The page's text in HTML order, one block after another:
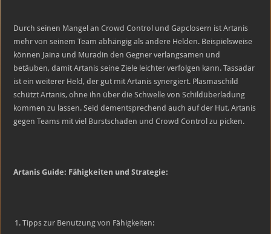
Durch seinen Mangel an Crowd Control und Gapclosern ist Artanis
mehr von seinem Team abhängig als andere Helden. Beispielsweise
können Jaina und Muradin den Gegner verlangsamen und
betäuben, damit Artanis seine Ziele leichter verfolgen kann. Tassadar
ist ein weiterer Held, der gut mit Artanis synergiert. Plasmaschild
schützt Artanis, ohne ihn über die Schwelle von Schildüberladung
kommen zu lassen. Seid dementsprechend auch auf der Hut, Artanis
gegen Teams mit viel Burstschaden und Crowd Control zu picken.
Artanis Guide: Fähigkeiten und Strategie:
Tipps zur Benutzung von Fähigkeiten: